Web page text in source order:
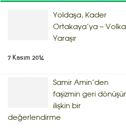
Yoldaşa, Kader
Ortakaya’ya –
Yaraşır
7 Kasım 2014
Samir Amin’den
faşizmin geri
ilişkin bir
değerlendirme